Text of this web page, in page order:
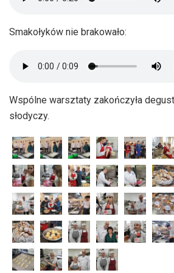
Smakołyków nie brakowało:
Wspólne warsztaty zakończyła
słodyczy.